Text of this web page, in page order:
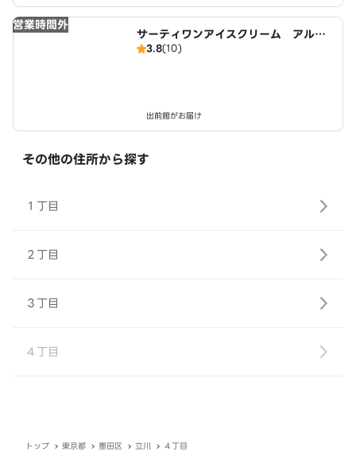
営業時間外
サーティワンアイスクリーム アルカ
キット錦糸町店
3.8(10)
出前館がお届け
その他の住所から探す
１丁目
２丁目
３丁目
４丁目
トップ 東京都 墨田区 立川 ４丁目